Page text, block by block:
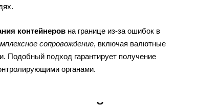
контейнеровна границе из-за ошибок в
сопровождение, включая валютные
Подобный подход гарантирует получение
органами.